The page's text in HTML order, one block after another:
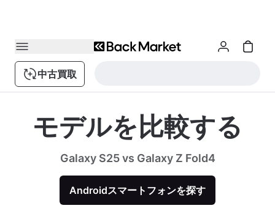
中古買取
モデルを比較する
Galaxy S25 vs Galaxy Z Fold4
Androidスマートフォンを探す